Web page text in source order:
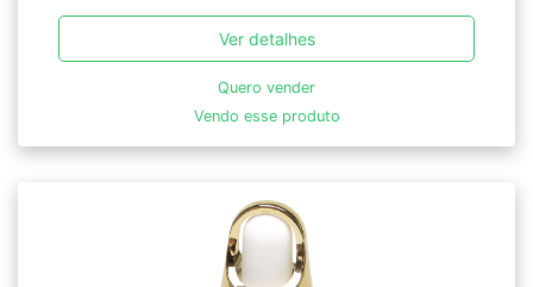
Ver detalhes
Quero vender
Vendo esse produto